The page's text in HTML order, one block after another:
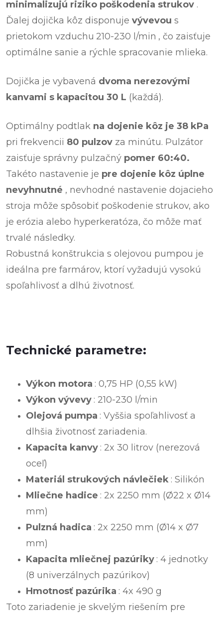
minimalizujú riziko poškodenia strukov .
Ďalej dojička kôz disponuje vývevou s
prietokom vzduchu 210-230 l/min , čo zaisťuje
optimálne sanie a rýchle spracovanie mlieka.
Dojička je vybavená dvoma nerezovými
kanvami s kapacitou 30 L (každá).
Optimálny podtlak na dojenie kôz je 38 kPa
pri frekvencii 80 pulzov za minútu. Pulzátor
zaisťuje správny pulzačný pomer 60:40.
Takéto nastavenie je pre dojenie kôz úplne
nevyhnutné , nevhodné nastavenie dojacieho
stroja môže spôsobiť poškodenie strukov, ako
je erózia alebo hyperkeratóza, čo môže mať
trvalé následky.
Robustná konštrukcia s olejovou pumpou je
ideálna pre farmárov, ktorí vyžadujú vysokú
spoľahlivosť a dlhú životnosť.
Technické parametre:
Výkon motora : 0,75 HP (0,55 kW)
Výkon vývevy : 210-230 l/min
Olejová pumpa : Vyššia spoľahlivosť a
dlhšia životnosť zariadenia.
Kapacita kanvy : 2x 30 litrov (nerezová
oceľ)
Materiál strukových návlečiek : Silikón
Mliečne hadice : 2x 2250 mm (Ø22 x Ø14
mm)
Pulzná hadica : 2x 2250 mm (Ø14 x Ø7
mm)
Kapacita mliečnej pazúriky : 4 jednotky
(8 univerzálnych pazúrikov)
Hmotnosť pazúrika : 4x 490 g
Toto zariadenie je skvelým riešením pre